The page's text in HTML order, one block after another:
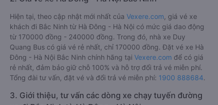
tốt nhất tuyến được đánh giá 4.4/5 bởi 659 hành khách là
nhà xe Duy Quang Limousine.
2. Giá vé xe Hà Đông - Hà Nội Bắc Ninh
Hiện tại, theo cập nhật mới nhất củaVexere.com, giá vé xe
khách đi Bắc Ninh từ Hà Đông - Hà Nội có mức giá dao động
từ 170000 đồng - 240000 đồng. Trong đó, nhà xe Duy
Quang Bus có giá vé rẻ nhất, chỉ 170000 đồng. Đặt vé xe Hà
Đông - Hà Nội Bắc Ninh chính hãng tại Vexere.comđể có giá
rẻ nhất, đảm bảo giữ chỗ 100% và hỗ trợ đổi trả vé miễn phí.